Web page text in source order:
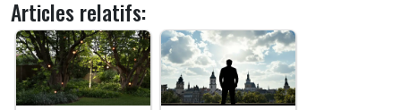
Articles relatifs: